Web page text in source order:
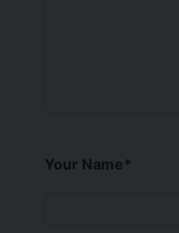
Your Name*